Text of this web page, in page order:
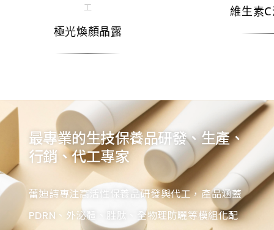
⼯
極光煥顏晶露
維生素
最專業的生技保養品研發、生產、
行銷、代工專家
蕾迪詩專注高活性保養品研發與代工，產品涵蓋
PDRN、外泌體、胜肽、全物理防曬等模組化配